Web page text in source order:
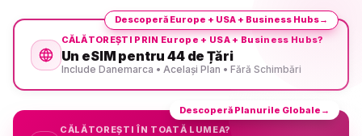
CĂLĂTOREȘTI PRIN Europe + USA + Business Hubs?
Un eSIM pentru 44 de Țări
Include Danemarca • Același Plan • Fără Schimbări
Descoperă Europe + USA + Business Hubs→
CĂLĂTOREȘTI ÎN TOATĂ LUMEA?
Descoperă Planurile Globale →